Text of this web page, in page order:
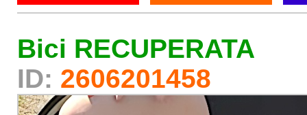
Bici RECUPERATA
ID: 2606201458